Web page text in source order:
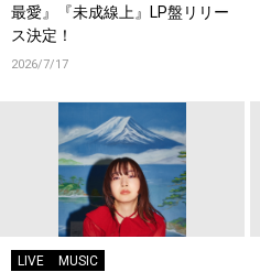
最愛』『未成線上』LP盤リリー
ス決定！
2026/7/17
LIVE MUSIC